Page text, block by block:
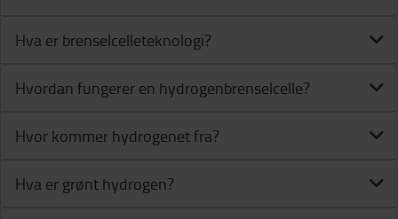
Hva er brenselcelleteknologi?
Hvordan fungerer en hydrogenbrenselcelle?
Hvor kommer hydrogenet fra?
Hva er grønt hydrogen?